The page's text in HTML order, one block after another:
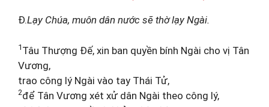
Đ.Lạy Chúa, muôn dân nước sẽ thờ lạy Ngài.
1 Tâu Thượng Đế, xin ban quyền bính Ngài cho vị Tân
Vương,
trao công lý Ngài vào tay Thái Tử,
2để Tân Vương xét xử dân Ngài theo công lý,